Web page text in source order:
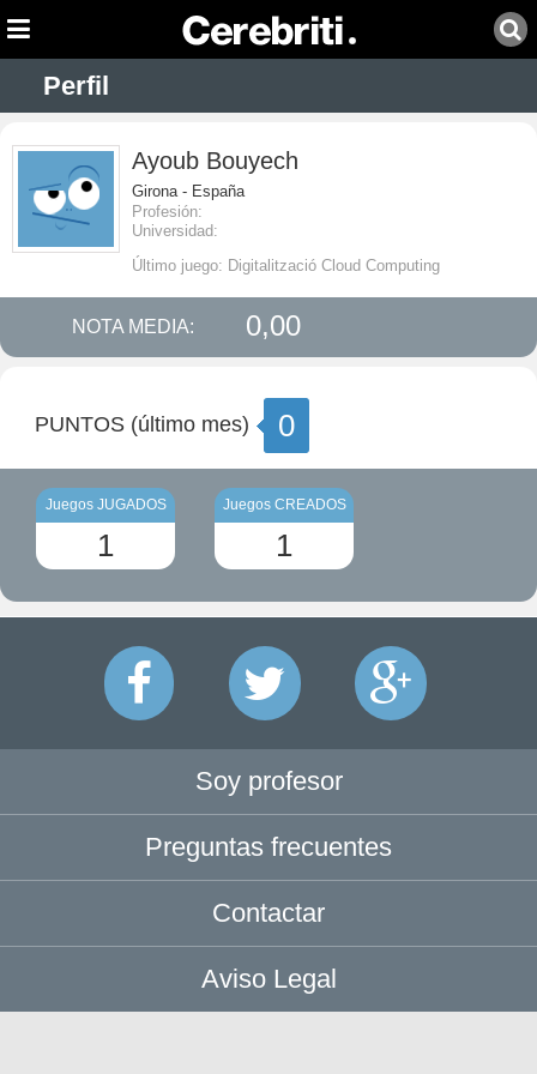
Perfil
Ayoub Bouyech
Girona - España
Profesión:
Universidad:
Último juego: Digitalització Cloud Computing
NOTA MEDIA: 0,00
PUNTOS (último mes) 0
Juegos JUGADOS
1
Juegos CREADOS
1
Soy profesor
Preguntas frecuentes
Contactar
Aviso Legal